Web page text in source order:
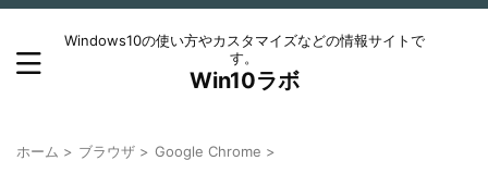
Windows10の使い方やカスタマイズなどの情報サイトで
す。
Win10ラボ
ホーム > ブラウザ > Google Chrome >